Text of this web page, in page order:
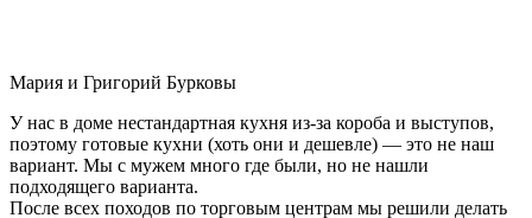
Мария и Григорий Бурковы
У нас в доме нестандартная кухня из-за короба и выступов,
поэтому готовые кухни (хоть они и дешевле) — это не наш
вариант. Мы с мужем много где были, но не нашли
подходящего варианта.
После всех походов по торговым центрам мы решили делать